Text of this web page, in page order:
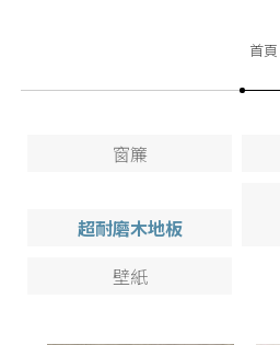
首頁
窗簾
超耐磨木地板
壁紙